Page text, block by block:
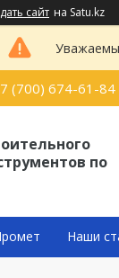
сайт на Satu.kz
(700) 674-61-84
по
Наши